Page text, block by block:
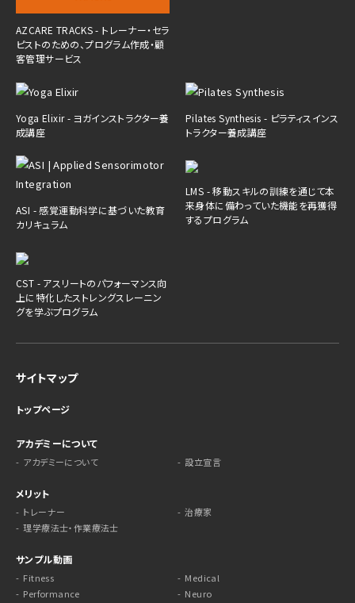
AZCARE TRACKS - トレーナー・セラ
ピストのための、プログラム作成・顧
客管理サービス
Yoga Elixir - ヨガインストラクター養
成講座
Pilates Synthesis - ピラティスインス
トラクター養成講座
ASI - 感覚運動科学に基づいた教育
カリキュラム
LMS - 移動スキルの訓練を通じて本
来身体に備わっていた機能を再獲得
するプログラム
CST - アスリートのパフォーマンス向
上に特化したストレングスレーニン
グを学ぶプログラム
サイトマップ
トップページ
アカデミーについて
アカデミーについて 設立宣言
メリット
トレーナー
治療家
理学療法士・作業療法士
サンプル動画
Fitness
Medical
Performance
Neuro